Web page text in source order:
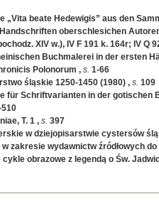
„Vita beate Hedewigis” aus den
oberschlesichen
XIV w.), IV F 191 k. 164r; IV Q
Buchmalerei in der ersten
Polonorum , s. 1-66
śląskie 1250-1450 (1980) , s. 109
für Schriftvarianten in der gotischen
T. 1 , s. 397
w dziejopisarstwie cystersów
zakresie wydawnictw źródłowych
obrazowe z legendą o Św.